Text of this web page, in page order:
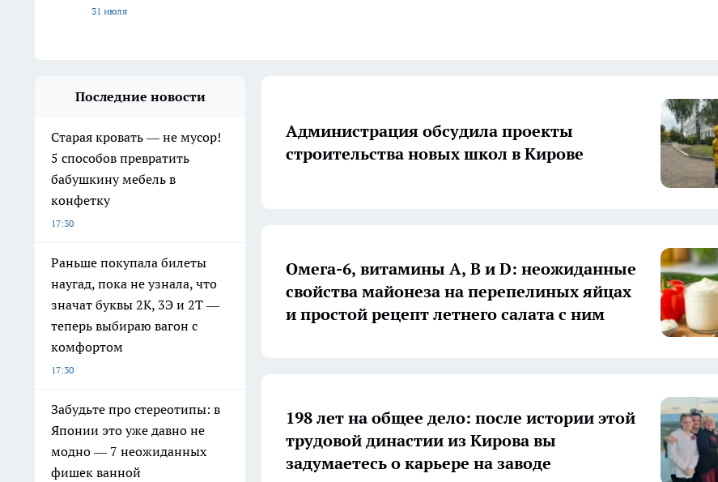
31 июля
Последние новости
Старая кровать — не мусор!
5 способов превратить
бабушкину мебель в
конфетку
17:30
Раньше покупала билеты
наугад, пока не узнала, что
значат буквы 2К, 3Э и 2Т —
теперь выбираю вагон с
комфортом
17:30
Забудьте про стереотипы: в
Японии это уже давно не
модно — 7 неожиданных
фишек ванной
Администрация обсудила проекты
строительства новых школ в Кирове
Омега-6, витамины А, В и D: неожиданные
свойства майонеза на перепелиных яйцах
и простой рецепт летнего салата с ним
198 лет на общее дело: после истории этой
трудовой династии из Кирова вы
задумаетесь о карьере на заводе